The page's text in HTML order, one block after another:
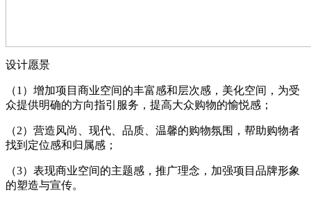
设计愿景
（1）增加项目商业空间的丰富感和层次感，美化空间，为受
众提供明确的方向指引服务，提高大众购物的愉悦感；
（2）营造风尚、现代、品质、温馨的购物氛围，帮助购物者
找到定位感和归属感；
（3）表现商业空间的主题感，推广理念，加强项目品牌形象
的塑造与宣传。